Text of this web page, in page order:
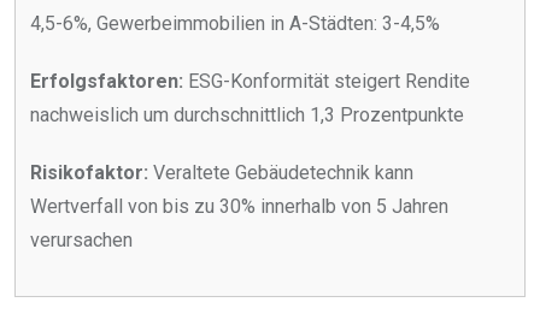
4,5-6%, Gewerbeimmobilien in A-Städten: 3-4,5%
Erfolgsfaktoren: ESG-Konformität steigert Rendite
nachweislich um durchschnittlich 1,3 Prozentpunkte
Risikofaktor: Veraltete Gebäudetechnik kann
Wertverfall von bis zu 30% innerhalb von 5 Jahren
verursachen